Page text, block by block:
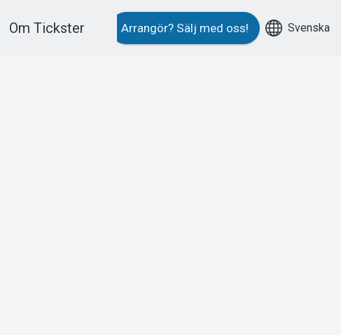
Om Tickster Arrangör? Sälj med oss! Svenska